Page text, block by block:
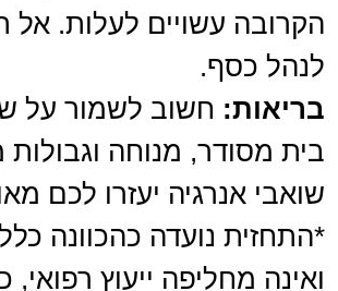
הקרובה עשויים לעלות. אל
לנהל כסף.
בריאות: חשוב לשמור על
בית מסודר, מנוחה וגבולות
שואבי אנרגיה יעזרו לכם
*התחזית נועדה כהכוונה
ואינה מחליפה ייעוץ רפואי,